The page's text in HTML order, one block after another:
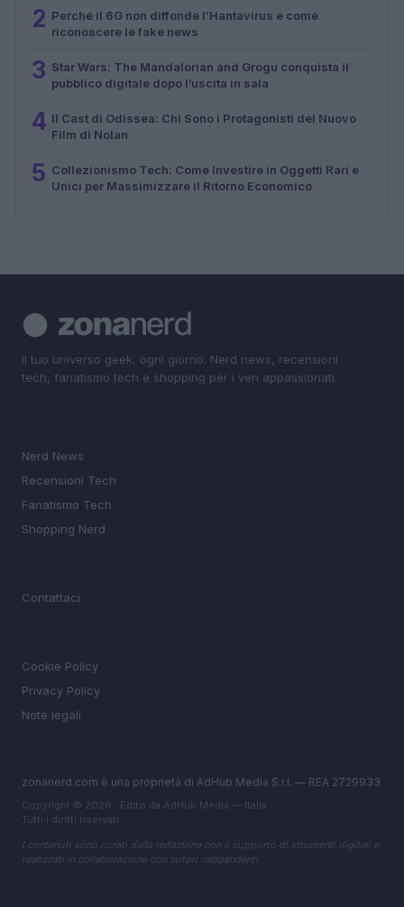
2 Perché il 6G non diffonde l’Hantavirus e come
riconoscere le fake news
3 Star Wars: The Mandalorian and Grogu conquista il
pubblico digitale dopo l’uscita in sala
4 Il Cast di Odissea: Chi Sono i Protagonisti del Nuovo
Film di Nolan
5 Collezionismo Tech: Come Investire in Oggetti Rari e
Unici per Massimizzare il Ritorno Economico
Il tuo universo geek, ogni giorno. Nerd news, recensioni
tech, fanatismo tech e shopping per i veri appassionati.
Nerd News
Recensioni Tech
Fanatismo Tech
Shopping Nerd
Contattaci
Cookie Policy
Privacy Policy
Note legali
zonanerd.com è una proprietà di AdHub Media S.r.l. — REA 2729933
Copyright © 2026 · Edito da AdHub Media — Italia
Tutti i diritti riservati
I contenuti sono curati dalla redazione con il supporto di strumenti digitali e
realizzati in collaborazione con autori indipendenti.